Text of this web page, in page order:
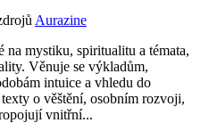
Aurazine
na mystiku, spiritualitu a témata,
Věnuje se výkladům,
intuice a vhledu do
o věštění, osobním rozvoji,
vnitřní...